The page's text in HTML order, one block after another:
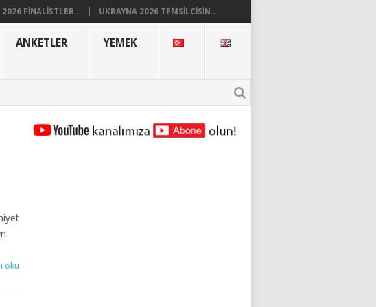
2026 FINALISTLER... UKRAYNA 2026 TEMSILCISIN...
ANKETLER YEMEK
oku